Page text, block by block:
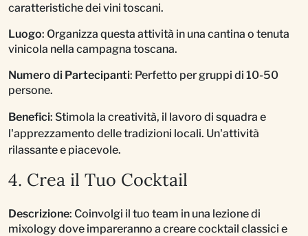
caratteristiche dei vini toscani.
Luogo: Organizza questa attività in una cantina o tenuta
vinicola nella campagna toscana.
Numero di Partecipanti: Perfetto per gruppi di 10-50
persone.
Benefici: Stimola la creatività, il lavoro di squadra e
l'apprezzamento delle tradizioni locali. Un'attività
rilassante e piacevole.
4. Crea il Tuo Cocktail
Descrizione: Coinvolgi il tuo team in una lezione di
mixology dove impareranno a creare cocktail classici e